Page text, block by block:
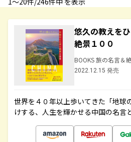
悠久の教えを
絶景１００
BOOKS 旅の名言＆
2022.12.15 発売
世界を４０年以上歩いてきた「地球
けする、人生を輝かせる中国の名言